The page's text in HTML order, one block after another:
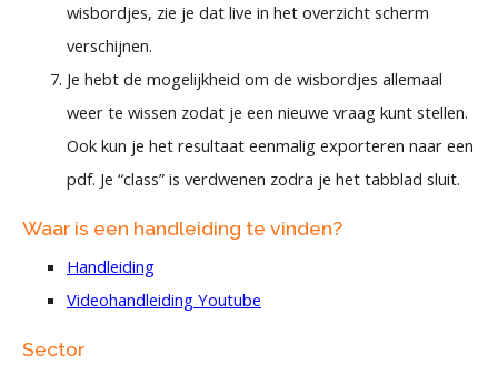
wisbordjes, zie je dat live in het overzicht scherm
verschijnen.
Je hebt de mogelijkheid om de wisbordjes allemaal
weer te wissen zodat je een nieuwe vraag kunt stellen.
Ook kun je het resultaat eenmalig exporteren naar een
pdf. Je “class” is verdwenen zodra je het tabblad sluit.
Waar is een handleiding te vinden?
Handleiding
Videohandleiding Youtube
Sector